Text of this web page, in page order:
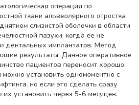
операция по
ткани альвеолярного отростка
слизистой оболочки в области
пазухи, когда ее не
дентальных имплантатов. Метод
результаты. Данное оперативное
пациентов переносит хорошо.
установить одномоментно с
но если это сделать сразу
установить через 5-6 месяцев.